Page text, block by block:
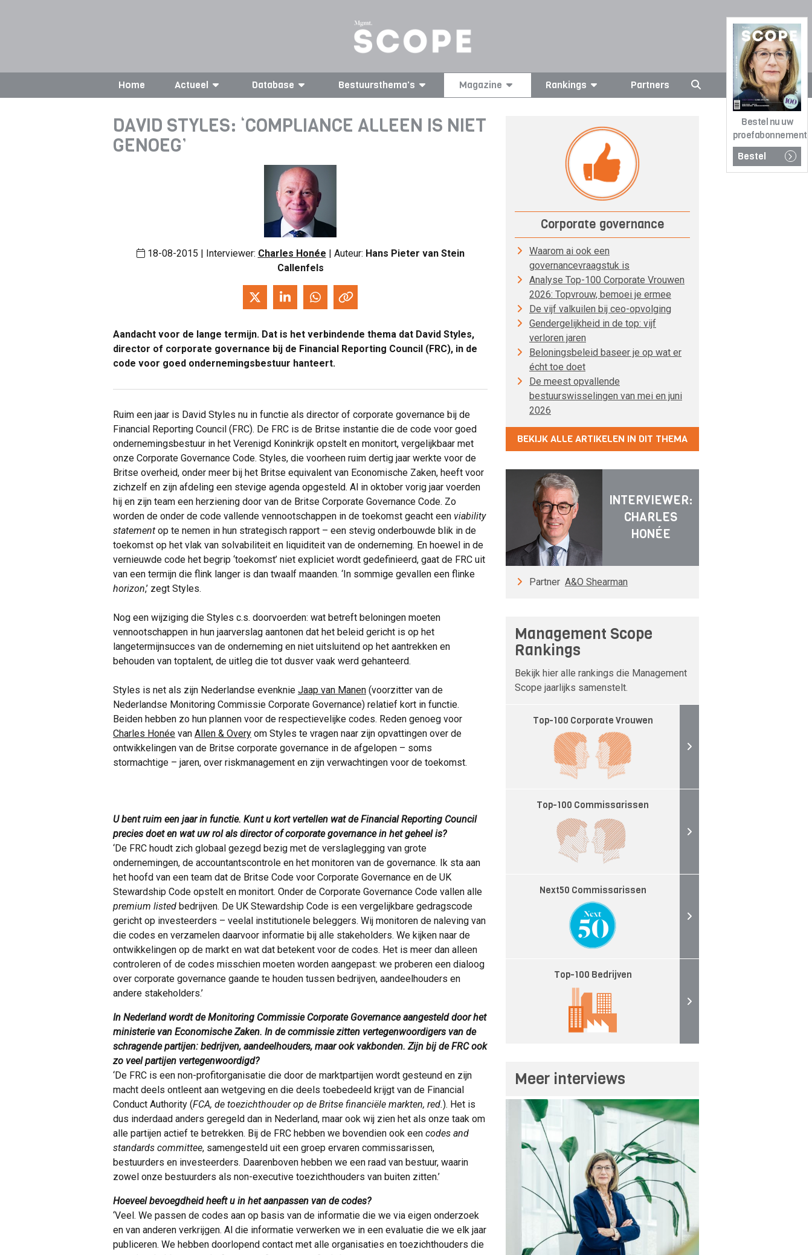
Bestel nu uw
proefabonnement
Bestel
Home Actueel Database Bestuursthema's Magazine Rankings Partners
DAVID STYLES: ‘COMPLIANCE ALLEEN IS NIET
GENOEG’
18-08-2015 | Interviewer: Charles Honée | Auteur: Hans Pieter van Stein
Callenfels
Aandacht voor de lange termijn. Dat is het verbindende thema dat David Styles,
director of corporate governance bij de Financial Reporting Council (FRC), in de
code voor goed ondernemingsbestuur hanteert.
Ruim een jaar is David Styles nu in functie als director of corporate governance bij de
Financial Reporting Council (FRC). De FRC is de Britse instantie die de code voor goed
ondernemingsbestuur in het Verenigd Koninkrijk opstelt en monitort, vergelijkbaar met
onze Corporate Governance Code. Styles, die voorheen ruim dertig jaar werkte voor de
Britse overheid, onder meer bij het Britse equivalent van Economische Zaken, heeft voor
zichzelf en zijn afdeling een stevige agenda opgesteld. Al in oktober vorig jaar voerden
hij en zijn team een herziening door van de Britse Corporate Governance Code. Zo
worden de onder de code vallende vennootschappen in de toekomst geacht een viability
statement op te nemen in hun strategisch rapport – een stevig onderbouwde blik in de
toekomst op het vlak van solvabiliteit en liquiditeit van de onderneming. En hoewel in de
vernieuwde code het begrip ‘toekomst’ niet expliciet wordt gedefinieerd, gaat de FRC uit
van een termijn die flink langer is dan twaalf maanden. ‘In sommige gevallen een flinke
horizon,’ zegt Styles.
Nog een wijziging die Styles c.s. doorvoerden: wat betreft beloningen moeten
vennootschappen in hun jaarverslag aantonen dat het beleid gericht is op het
langetermijnsucces van de onderneming en niet uitsluitend op het aantrekken en
behouden van toptalent, de uitleg die tot dusver vaak werd gehanteerd.
Styles is net als zijn Nederlandse evenknie Jaap van Manen (voorzitter van de
Nederlandse Monitoring Commissie Corporate Governance) relatief kort in functie.
Beiden hebben zo hun plannen voor de respectievelijke codes. Reden genoeg voor
Charles Honée van Allen & Overy om Styles te vragen naar zijn opvattingen over de
ontwikkelingen van de Britse corporate governance in de afgelopen – soms
stormachtige – jaren, over riskmanagement en zijn verwachtingen voor de toekomst.
U bent ruim een jaar in functie. Kunt u kort vertellen wat de Financial Reporting Council
precies doet en wat uw rol als director of corporate governance in het geheel is?
‘De FRC houdt zich globaal gezegd bezig met de verslaglegging van grote
ondernemingen, de accountantscontrole en het monitoren van de governance. Ik sta aan
het hoofd van een team dat de Britse Code voor Corporate Governance en de UK
Stewardship Code opstelt en monitort. Onder de Corporate Governance Code vallen alle
premium listed bedrijven. De UK Stewardship Code is een vergelijkbare gedragscode
gericht op investeerders – veelal institutionele beleggers. Wij monitoren de naleving van
die codes en verzamelen daarvoor informatie bij alle stakeholders. We kijken naar de
ontwikkelingen op de markt en wat dat betekent voor de codes. Het is meer dan alleen
controleren of de codes misschien moeten worden aangepast: we proberen een dialoog
over corporate governance gaande te houden tussen bedrijven, aandeelhouders en
andere stakeholders.’
In Nederland wordt de Monitoring Commissie Corporate Governance aangesteld door het
ministerie van Economische Zaken. In de commissie zitten vertegenwoordigers van de
schragende partijen: bedrijven, aandeelhouders, maar ook vakbonden. Zijn bij de FRC ook
zo veel partijen vertegenwoordigd?
‘De FRC is een non-profitorganisatie die door de marktpartijen wordt gesteund en zijn
macht deels ontleent aan wetgeving en die deels toebedeeld krijgt van de Financial
Conduct Authority (FCA, de toezichthouder op de Britse financiële markten, red.). Het is
dus inderdaad anders geregeld dan in Nederland, maar ook wij zien het als onze taak om
alle partijen actief te betrekken. Bij de FRC hebben we bovendien ook een codes and
standards committee, samengesteld uit een groep ervaren commissarissen,
bestuurders en investeerders. Daarenboven hebben we een raad van bestuur, waarin
zowel onze bestuurders als non-executive toezichthouders van buiten zitten.’
Hoeveel bevoegdheid heeft u in het aanpassen van de codes?
‘Veel. We passen de codes aan op basis van de informatie die we via eigen onderzoek
en van anderen verkrijgen. Al die informatie verwerken we in een evaluatie die we elk jaar
publiceren. We hebben doorlopend contact met alle organisaties en toezichthouders die
Corporate governance
Waarom ai ook een
governancevraagstuk is
Analyse Top-100 Corporate Vrouwen
2026: Topvrouw, bemoei je ermee
De vijf valkuilen bij ceo-opvolging
Gendergelijkheid in de top: vijf
verloren jaren
Beloningsbeleid baseer je op wat er
écht toe doet
De meest opvallende
bestuurswisselingen van mei en juni
2026
BEKIJK ALLE ARTIKELEN IN DIT THEMA
INTERVIEWER:
CHARLES
HONÉE
Partner A&O Shearman
Management Scope
Rankings
Bekijk hier alle rankings die Management
Scope jaarlijks samenstelt.
Top-100 Corporate Vrouwen
Top-100 Commissarissen
Next50 Commissarissen
Top-100 Bedrijven
Meer interviews